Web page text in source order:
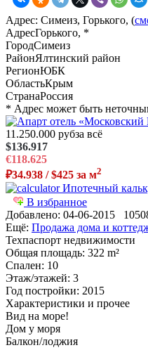
Адрес: Симеиз, Горького, (
АдресГорького, *
ГородСимеиз
РайонЯлтинский район
РегионЮБК
ОбластьКрым
СтранаРоссия
* Адрес может быть
11.250.000 рубза всё
$136.917
€118.625
₽34.938 / $425 за м2
Ипотечный
В избранное
Добавлено: 04-06-2015
Ещё: Продажа дома и
Техпаспорт недвижимости
Общая площадь: 322 m²
Спален: 10
Этаж/этажей: 3
Год постройки: 2015
Характеристики и прочее
Вид на море!
Дом у моря
Балкон/лоджия